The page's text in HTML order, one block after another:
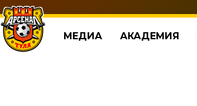
МЕДИА АКАДЕМИЯ